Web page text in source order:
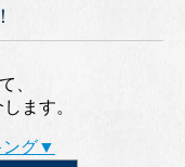
、
ます。
ング▼